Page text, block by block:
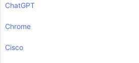
ChatGPT
Chrome
Cisco